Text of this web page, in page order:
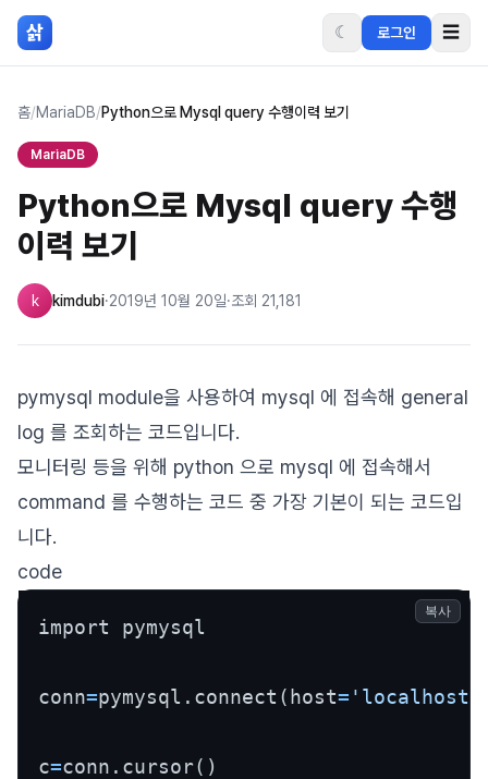
본문 바로가기
삵 ☾ 로그인 ☰
홈/MariaDB/Python으로 Mysql query 수행이력 보기
MariaDB
Python으로 Mysql query 수행
이력 보기
k kimdubi·2019년 10월 20일·조회 21,181
pymysql module을 사용하여 mysql 에 접속해 general
log 를 조회하는 코드입니다.
모니터링 등을 위해 python 으로 mysql 에 접속해서
command 를 수행하는 코드 중 가장 기본이 되는 코드입
니다.
code
import pymysql
conn=pymysql.connect(host= 'localhost'
c=
복사